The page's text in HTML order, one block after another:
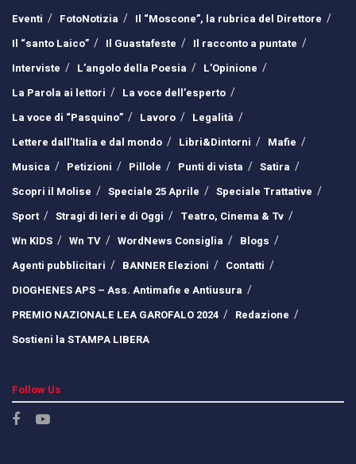
Eventi
FotoNotizia
Il “Moscone”, la rubrica del Direttore
Il “santo Laico”
Il Guastafeste
Il racconto a puntate
Interviste
L’angolo della Poesia
L’Opinione
La Parola ai lettori
La voce dell’esperto
La voce di “Pasquino”
Lavoro
Legalità
Lettere dall’Italia e dal mondo
Libri&Dintorni
Mafie
Musica
Petizioni Pillole Punti di vista
Satira
Scopri il Molise
Speciale 25 Aprile
Speciale Trattative
Sport
Stragi di Ieri e di Oggi
Teatro, Cinema & Tv
Wn KIDS
Wn TV WordNews Consiglia
Blogs
Agenti pubblicitari
BANNER Elezioni
Contatti
DIOGHENES APS – Ass. Antimafie e Antiusura
PREMIO NAZIONALE LEA GAROFALO 2024
Redazione
Sostieni la STAMPA LIBERA
Follow Us